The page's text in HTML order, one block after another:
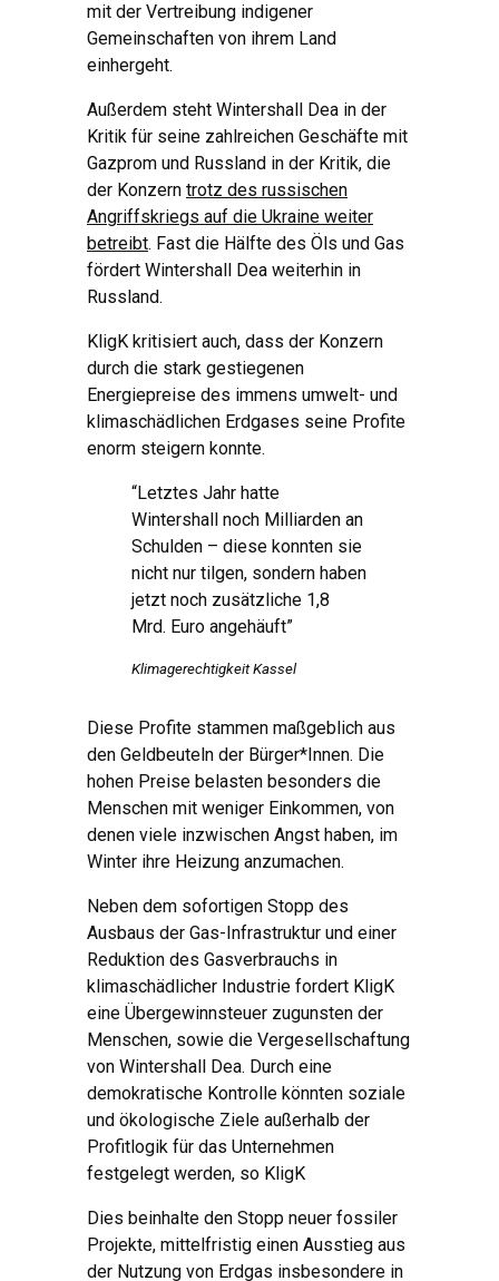
mit der Vertreibung indigener
Gemeinschaften von ihrem Land
einhergeht.
Außerdem steht Wintershall Dea in der
Kritik für seine zahlreichen Geschäfte mit
Gazprom und Russland in der Kritik, die
der Konzern trotz des russischen
Angriffskriegs auf die Ukraine weiter
betreibt. Fast die Hälfte des Öls und Gas
fördert Wintershall Dea weiterhin in
Russland.
KligK kritisiert auch, dass der Konzern
durch die stark gestiegenen
Energiepreise des immens umwelt- und
klimaschädlichen Erdgases seine Profite
enorm steigern konnte.
“Letztes Jahr hatte
Wintershall noch Milliarden an
Schulden – diese konnten sie
nicht nur tilgen, sondern haben
jetzt noch zusätzliche 1,8
Mrd. Euro angehäuft”
Klimagerechtigkeit Kassel
Diese Profite stammen maßgeblich aus
den Geldbeuteln der Bürger*Innen. Die
hohen Preise belasten besonders die
Menschen mit weniger Einkommen, von
denen viele inzwischen Angst haben, im
Winter ihre Heizung anzumachen.
Neben dem sofortigen Stopp des
Ausbaus der Gas-Infrastruktur und einer
Reduktion des Gasverbrauchs in
klimaschädlicher Industrie fordert KligK
eine Übergewinnsteuer zugunsten der
Menschen, sowie die Vergesellschaftung
von Wintershall Dea. Durch eine
demokratische Kontrolle könnten soziale
und ökologische Ziele außerhalb der
Profitlogik für das Unternehmen
festgelegt werden, so KligK
Dies beinhalte den Stopp neuer fossiler
Projekte, mittelfristig einen Ausstieg aus
der Nutzung von Erdgas insbesondere in